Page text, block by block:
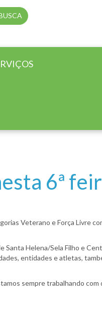
6ª
Veterano e Força Livre
Helena/Sela Filho e
entidades e atletas,
sempre trabalhando com